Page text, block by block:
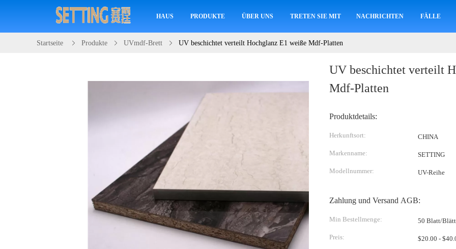
HAUS PRODUKTE ÜBER UNS TRETEN SIE MIT UNS IN VERBINDUNG
NACHRICHTEN FÄLLE
Startseite Produkte UVmdf-Brett UV beschichtet verteilt Hochglanz E1 weiße Mdf-Platten
UV beschichtet verteilt
Mdf-Platten
Produktdetails:
Herkunftsort: CHINA
Markenname: SETTING
Modellnummer: UV-Reihe
Zahlung und Versand AGB:
Min Bestellmenge: 50 Blatt/
Preis: